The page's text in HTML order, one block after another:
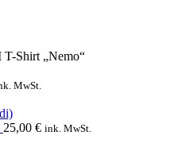
Shirt „Nemo“
MwSt.
25,00 € ink. MwSt.